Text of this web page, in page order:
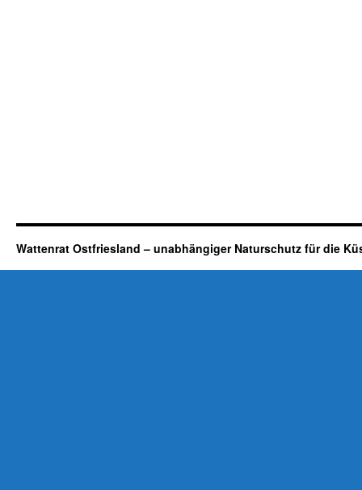
Wattenrat Ostfriesland – unabhängiger Naturschutz für die